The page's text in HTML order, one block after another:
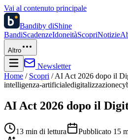
Vai al contenuto principale
Bandiby diShine
BandiScadenzeIdoneitàScopriNotizie
Altro
Newsletter
Home / Scopri / AI Act 2026 dopo il
intelligenza-artificialedigitalizzazione
AI Act 2026 dopo il
13 min di lettura Pubblicato 15